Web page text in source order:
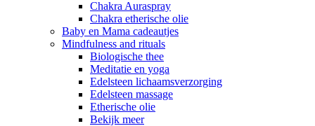
Chakra Auraspray
Chakra etherische olie
Baby en Mama cadeautjes
Mindfulness and rituals
Biologische thee
Meditatie en yoga
Edelsteen lichaamsverzorging
Edelsteen massage
Etherische olie
Bekijk meer